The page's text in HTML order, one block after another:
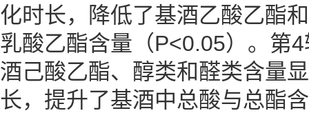
化时长，降低了基酒乙酸乙酯
乳酸乙酯含量（P<0.05）。第
酒己酸乙酯、醇类和醛类含量
长，提升了基酒中总酸与总酯